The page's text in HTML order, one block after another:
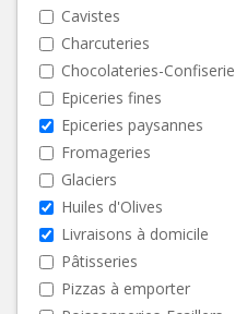
Cavistes
Charcuteries
Chocolateries-
Epiceries fines
Epiceries paysannes
Fromageries
Glaciers
Huiles d'Olives
Livraisons à domicile
Pâtisseries
Pizzas à emporter